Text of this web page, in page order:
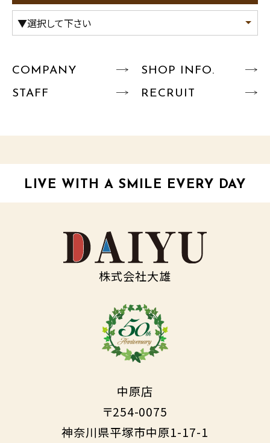
COMPANY
SHOP INFO.
STAFF
RECRUIT
LIVE WITH A SMILE EVERY DAY
株式会社大雄
中原店
〒254-0075
神奈川県平塚市中原1-17-1